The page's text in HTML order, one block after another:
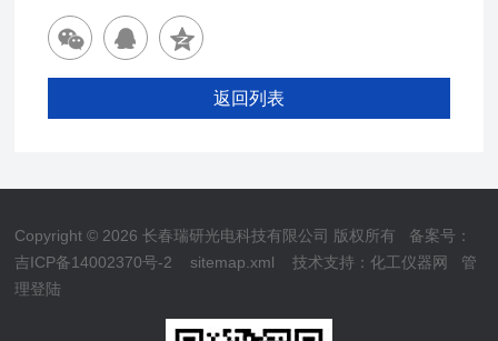
返回列表
Copyright © 2026 长春瑞研光电科技有限公司 版权所有 备案号：
吉ICP备14002370号-2
sitemap.xml 技术支持：化工仪器网
管
理登陆